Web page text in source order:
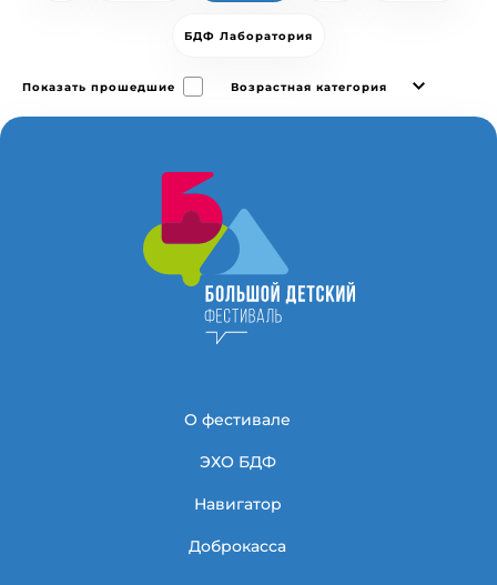
БДФ Лаборатория
Показать прошедшие Возрастная категория
О фестивале
ЭХО БДФ
Навигатор
Доброкасса